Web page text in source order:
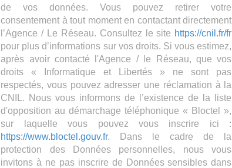
de vos données. Vous pouvez retirer votre
consentement à tout moment en contactant directement
l’Agence / Le Réseau. Consultez le site https://cnil.fr/fr
pour plus d’informations sur vos droits. Si vous estimez,
après avoir contacté l'Agence / le Réseau, que vos
droits « Informatique et Libertés » ne sont pas
respectés, vous pouvez adresser une réclamation à la
CNIL. Nous vous informons de l’existence de la liste
d'opposition au démarchage téléphonique « Bloctel »,
sur laquelle vous pouvez vous inscrire ici :
https://www.bloctel.gouv.fr. Dans le cadre de la
protection des Données personnelles, nous vous
invitons à ne pas inscrire de Données sensibles dans